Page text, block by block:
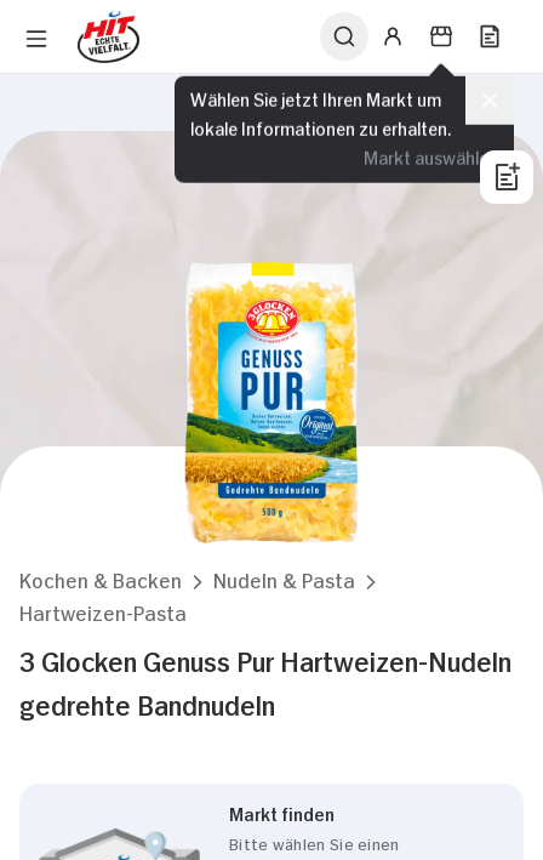
Wählen Sie jetzt Ihren Markt um
lokale Informationen zu erhalten.
Markt auswählen
Kochen & Backen
Nudeln & Pasta
Hartweizen-Pasta
3 Glocken Genuss Pur Hartweizen-Nudeln
gedrehte Bandnudeln
Markt finden
Bitte wählen Sie einen